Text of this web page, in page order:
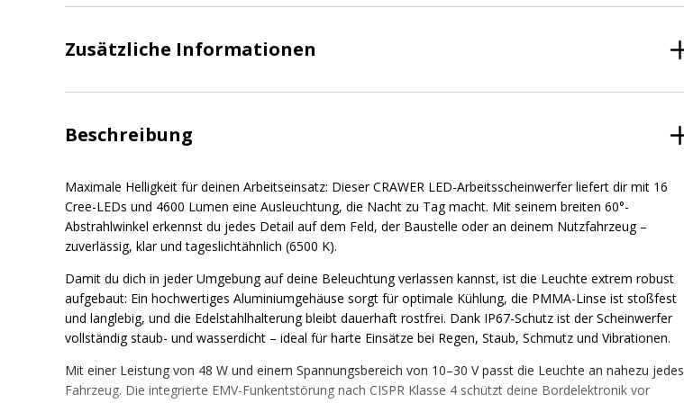
Zusätzliche Informationen
Beschreibung
Maximale Helligkeit für deinen Arbeitseinsatz: Dieser CRAWER LED-Arbeitsscheinwerfer liefert dir mit 16
Cree-LEDs und 4600 Lumen eine Ausleuchtung, die Nacht zu Tag macht. Mit seinem breiten 60°-
Abstrahlwinkel erkennst du jedes Detail auf dem Feld, der Baustelle oder an deinem Nutzfahrzeug –
zuverlässig, klar und tageslichtähnlich (6500 K).
Damit du dich in jeder Umgebung auf deine Beleuchtung verlassen kannst, ist die Leuchte extrem robust
aufgebaut: Ein hochwertiges Aluminiumgehäuse sorgt für optimale Kühlung, die PMMA-Linse ist stoßfest
und langlebig, und die Edelstahlhalterung bleibt dauerhaft rostfrei. Dank IP67-Schutz ist der Scheinwerfer
vollständig staub- und wasserdicht – ideal für harte Einsätze bei Regen, Staub, Schmutz und Vibrationen.
Mit einer Leistung von 48 W und einem Spannungsbereich von 10–30 V passt die Leuchte an nahezu jedes
Fahrzeug. Die integrierte EMV-Funkentstörung nach CISPR Klasse 4 schützt deine Bordelektronik vor